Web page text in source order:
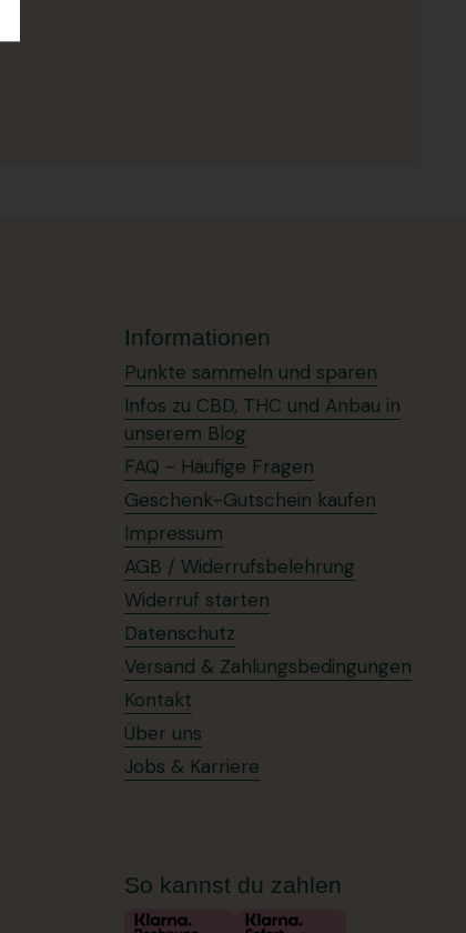
Informationen
Punkte sammeln und sparen
Infos zu CBD, THC und Anbau in
unserem Blog
FAQ - Häufige Fragen
Geschenk-Gutschein kaufen
Impressum
AGB / Widerrufsbelehrung
Widerruf starten
Datenschutz
Versand & Zahlungsbedingungen
Kontakt
Über uns
Jobs & Karriere
So kannst du zahlen